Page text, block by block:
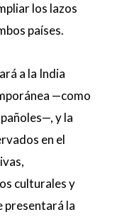
los lazos
países.
a la India
—como
y la
en el
culturales y
presentará la